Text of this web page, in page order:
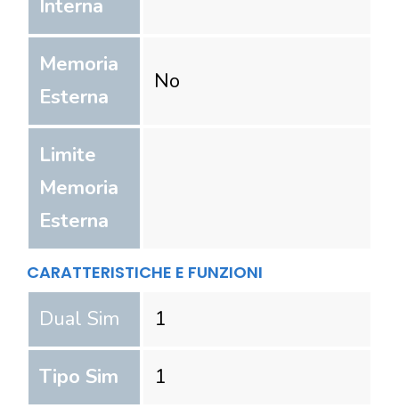
Interna
Memoria
Esterna
No
Limite
Memoria
Esterna
CARATTERISTICHE E FUNZIONI
Dual Sim 1
Tipo Sim 1